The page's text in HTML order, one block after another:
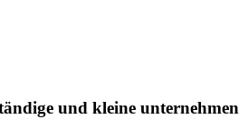
und kleine unternehmen